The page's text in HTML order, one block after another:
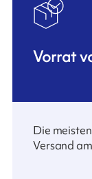
Vorrat
Die
Versand